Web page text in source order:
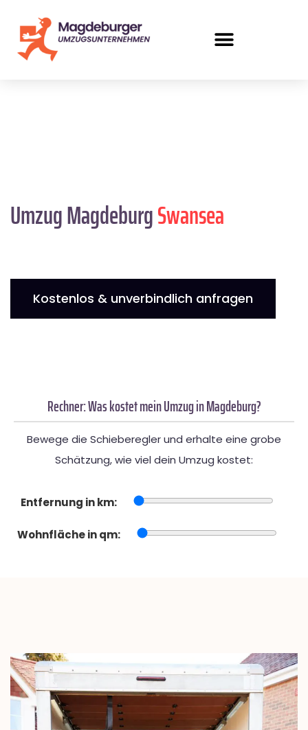
Umzug MagdeburgSwansea
Kostenlos & unverbindlich anfragen
Rechner: Was kostet mein Umzug in Magdeburg?
Bewege die Schieberegler und erhalte eine grobe
Schätzung, wie viel dein Umzug kostet:
Entfernung in km:
Wohnfläche in qm: